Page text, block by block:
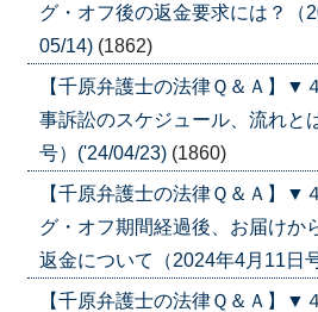
グ・オフ後の返金要求には？（
05/14) (1862)
【千原弁護士の法律Ｑ＆Ａ】
事訴訟のスケジュール、流れと
号）('24/04/23) (1860)
【千原弁護士の法律Ｑ＆Ａ】
グ・オフ期間経過後、お届けか
返金について（2024年4月11日
【千原弁護士の法律Ｑ＆Ａ】